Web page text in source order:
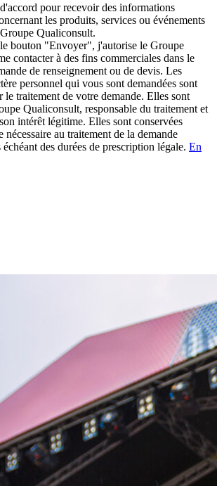
pour recevoir des informations
les produits, services ou événements
Qualiconsult.
bouton "Envoyer", j'autorise le Groupe
contacter à des fins commerciales dans le
de renseignement ou de devis. Les
personnel qui vous sont demandées sont
le traitement de votre demande. Elles sont
Qualiconsult, responsable du traitement et
intérêt légitime. Elles sont conservées
nécessaire au traitement de la demande
échéant des durées de prescription légale. En